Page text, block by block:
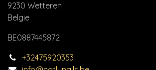
9230 Wetteren
Belgie
BE0887445872
+32475920353